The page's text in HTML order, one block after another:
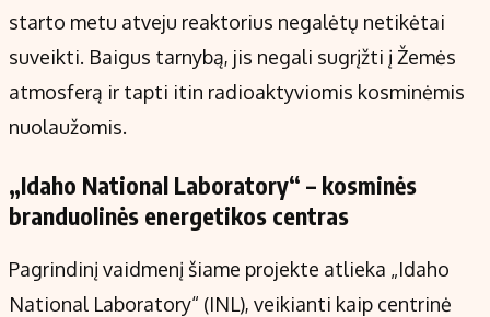
starto metu atveju reaktorius negalėtų netikėtai
suveikti. Baigus tarnybą, jis negali sugrįžti į Žemės
atmosferą ir tapti itin radioaktyviomis kosminėmis
nuolaužomis.
„Idaho National Laboratory“ – kosminės
branduolinės energetikos centras
Pagrindinį vaidmenį šiame projekte atlieka „Idaho
National Laboratory“ (INL), veikianti kaip centrinė